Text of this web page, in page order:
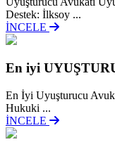
Destek: İlksoy ...
İNCELE
En iyi
En İyi Uyuşturucu
Hukuki ...
İNCELE